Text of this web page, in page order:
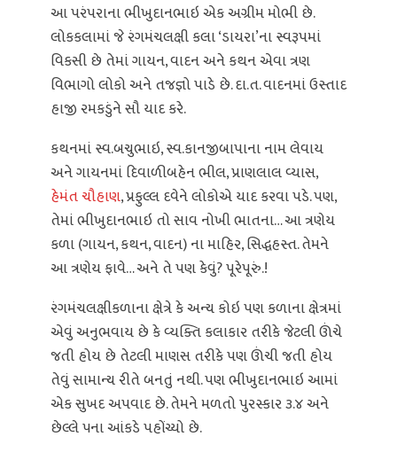
આ પરંપરાના ભીખુદાનભાઇ એક અગ્રીમ મોભી છે.
લોકકલામાં જે રંગમંચલક્ષી કલા ‘ડાયરા’ના સ્વરૂપમાં
વિકસી છે તેમાં ગાયન, વાદન અને કથન એવા ત્રણ
વિભાગો લોકો અને તજજ્ઞો પાડે છે. દા.ત. વાદનમાં ઉસ્તાદ
હાજી રમકડુંને સૌ યાદ કરે.
કથનમાં સ્વ.બચુભાઇ, સ્વ.કાનજીબાપાના નામ લેવાય
અને ગાયનમાં દિવાળીબહેન ભીલ, પ્રાણલાલ વ્યાસ,
હેમંત ચૌહાણ, પ્રફુલ્લ દવેને લોકોએ યાદ કરવા પડે. પણ,
તેમાં ભીખુદાનભાઇ તો સાવ નોખી ભાતના… આ ત્રણેય
કળા (ગાયન, કથન, વાદન) ના માહિર, સિદ્ધહસ્ત. તેમને
આ ત્રણેય ફાવે… અને તે પણ કેવું? પૂરેપૂરું.!
રંગમંચલક્ષીકળાના ક્ષેત્રે કે અન્ય કોઇ પણ કળાના ક્ષેત્રમાં
એવું અનુભવાય છે કે વ્યક્તિ કલાકાર તરીકે જેટલી ઊંચે
જતી હોય છે તેટલી માણસ તરીકે પણ ઊંચી જતી હોય
તેવું સામાન્ય રીતે બનતું નથી. પણ ભીખુદાનભાઇ આમાં
એક સુખદ અપવાદ છે. તેમને મળતો પુરસ્કાર ૩.૪ અને
છેલ્લે ૫ના આંકડે પહોંચ્યો છે.